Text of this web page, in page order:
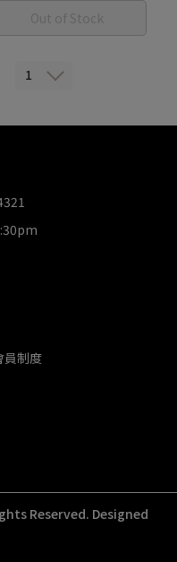
Out of Stock
1
員制度
Reserved. Designed